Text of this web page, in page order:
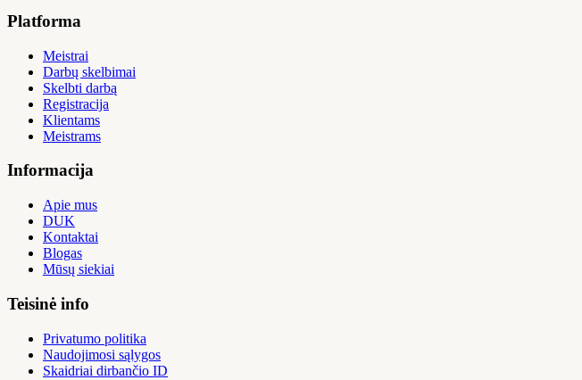
Platforma
Meistrai
Darbų skelbimai
Skelbti darbą
Registracija
Klientams
Meistrams
Informacija
Apie mus
DUK
Kontaktai
Blogas
Mūsų siekiai
Teisinė info
Privatumo politika
Naudojimosi sąlygos
Skaidriai dirbančio ID